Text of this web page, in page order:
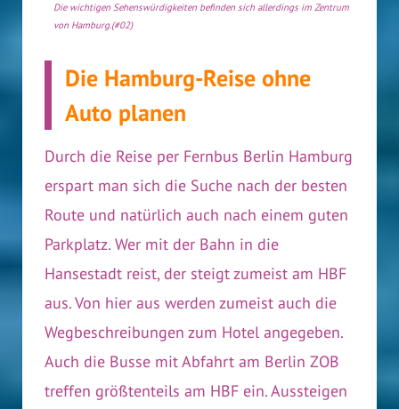
Die wichtigen Sehenswürdigkeiten befinden sich allerdings im Zentrum
von Hamburg.(#02)
Die Hamburg-Reise ohne
Auto planen
Durch die Reise per Fernbus Berlin Hamburg
erspart man sich die Suche nach der besten
Route und natürlich auch nach einem guten
Parkplatz. Wer mit der Bahn in die
Hansestadt reist, der steigt zumeist am HBF
aus. Von hier aus werden zumeist auch die
Wegbeschreibungen zum Hotel angegeben.
Auch die Busse mit Abfahrt am Berlin ZOB
treffen größtenteils am HBF ein. Aussteigen